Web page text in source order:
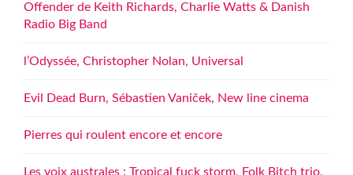
Offender de Keith Richards, Charlie Watts & Danish
Radio Big Band
l’Odyssée, Christopher Nolan, Universal
Evil Dead Burn, Sébastien Vaniček, New line cinema
Pierres qui roulent encore et encore
Les voix australes : Tropical fuck storm, Folk Bitch trio,